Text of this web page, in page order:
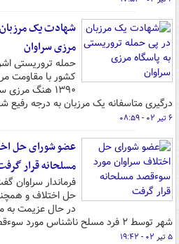
شهادت یک مرزبان
مرزی سراوان
حمله تروریستی
۱۳۹۰ هنگ
درگیری متاسفانه یک مرزبان به درجه رفیع
۶ تیر ۰۲ - ۰۸:۵۹
عضو شورای حل
مسلحانه قرار
فرماندار سراوان
حل اختلاف و
در حال عزیمت به
شهر توسط ۲ فرد مسلح ناشناس مورد سوءقصد قرارگرفت.
۵ تیر ۰۲ - ۱۹:۴۲